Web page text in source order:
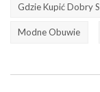
Gdzie Kupić Dobry
Modne Obuwie